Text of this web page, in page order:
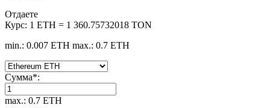
Отдаете
Курс: 1 ETH = 1 360.75732018 TON
min.: 0.007 ETH max.: 0.7 ETH
Сумма*:
max.: 0.7 ETH